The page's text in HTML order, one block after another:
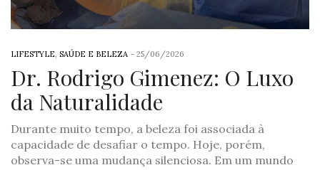
LIFESTYLE, SAÚDE E BELEZA - 25/06/2026
Dr. Rodrigo Gimenez: O Luxo
da Naturalidade
Durante muito tempo, a beleza foi associada à
capacidade de desafiar o tempo. Hoje, porém,
observa-se uma mudança silenciosa. Em um mundo